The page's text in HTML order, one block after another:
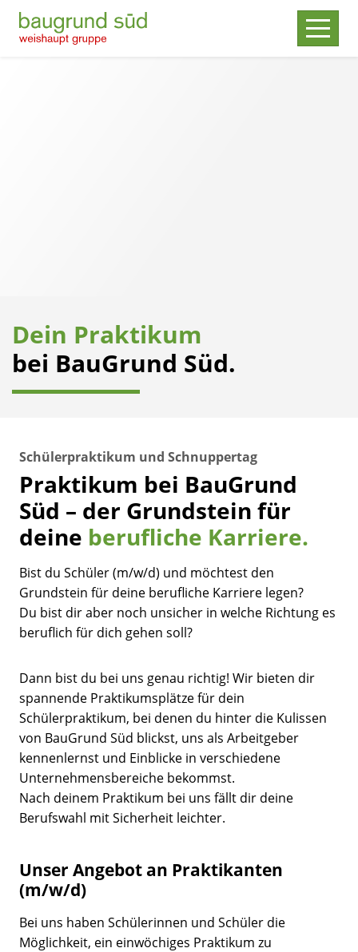
Dein Praktikum
bei BauGrund Süd.
Schülerpraktikum und Schnuppertag
Praktikum bei BauGrund
Süd – der Grundstein für
deine berufliche Karriere.
Bist du Schüler (m/w/d) und möchtest den
Grundstein für deine berufliche Karriere legen?
Du bist dir aber noch unsicher in welche Richtung es
beruflich für dich gehen soll?
Dann bist du bei uns genau richtig! Wir bieten dir
spannende Praktikumsplätze für dein
Schülerpraktikum, bei denen du hinter die Kulissen
von BauGrund Süd blickst, uns als Arbeitgeber
kennenlernst und Einblicke in verschiedene
Unternehmensbereiche bekommst.
Nach deinem Praktikum bei uns fällt dir deine
Berufswahl mit Sicherheit leichter.
Unser Angebot an Praktikanten
(m/w/d)
Bei uns haben Schülerinnen und Schüler die
Möglichkeit, ein einwöchiges Praktikum zu